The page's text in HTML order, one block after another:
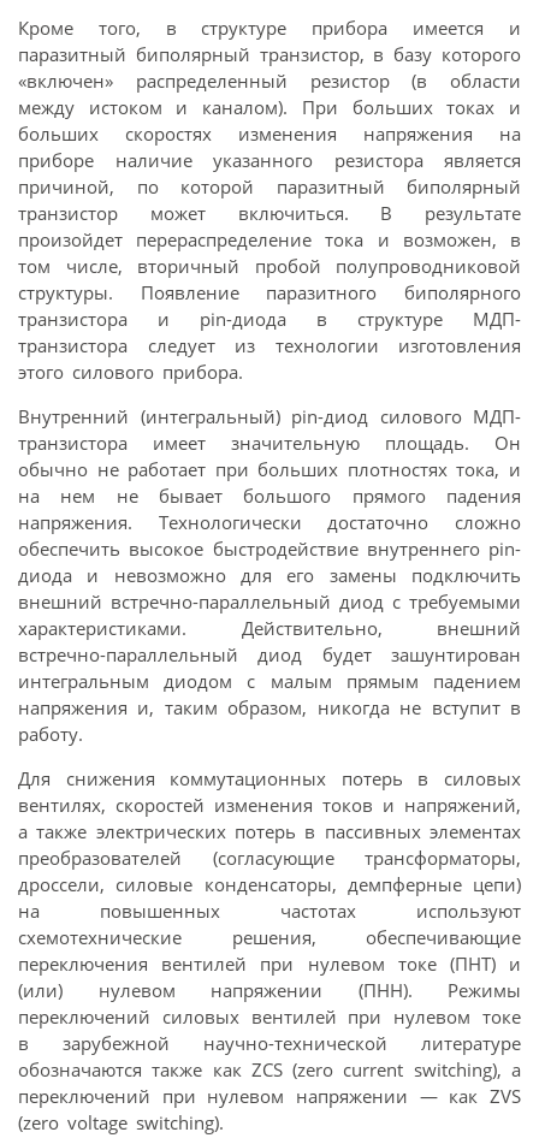
Кроме того, в структуре прибора имеется и
паразитный биполярный транзистор, в базу которого
«включен» распределенный резистор (в области
между истоком и каналом). При больших токах и
больших скоростях изменения напряжения на
приборе наличие указанного резистора является
причиной, по которой паразитный биполярный
транзистор может включиться. В результате
произойдет перераспределение тока и возможен, в
том числе, вторичный пробой полупроводниковой
структуры. Появление паразитного биполярного
транзистора и pin-диода в структуре МДП-
транзистора следует из технологии изготовления
этого силового прибора.
Внутренний (интегральный) pin-диод силового МДП-
транзистора имеет значительную площадь. Он
обычно не работает при больших плотностях тока, и
на нем не бывает большого прямого падения
напряжения. Технологически достаточно сложно
обеспечить высокое быстродействие внутреннего pin-
диода и невозможно для его замены подключить
внешний встречно-параллельный диод с требуемыми
характеристиками. Действительно, внешний
встречно-параллельный диод будет зашунтирован
интегральным диодом с малым прямым падением
напряжения и, таким образом, никогда не вступит в
работу.
Для снижения коммутационных потерь в силовых
вентилях, скоростей изменения токов и напряжений,
а также электрических потерь в пассивных элементах
преобразователей (согласующие трансформаторы,
дроссели, силовые конденсаторы, демпферные цепи)
на повышенных частотах используют
схемотехнические решения, обеспечивающие
переключения вентилей при нулевом токе (ПНТ) и
(или) нулевом напряжении (ПНН). Режимы
переключений силовых вентилей при нулевом токе
в зарубежной научно-технической литературе
обозначаются также как ZCS (zero current switching), а
переключений при нулевом напряжении — как ZVS
(zero voltage switching).